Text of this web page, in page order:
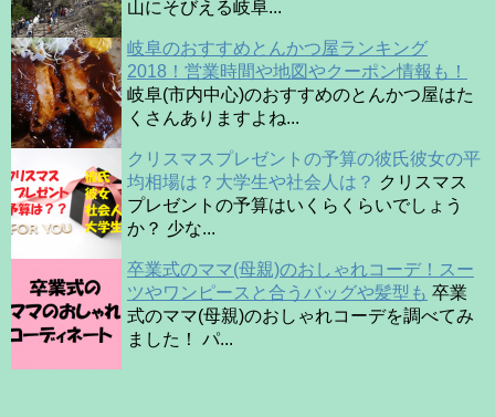
山にそびえる岐阜...
岐阜のおすすめとんかつ屋ランキング
2018！営業時間や地図やクーポン情報も！
岐阜(市内中心)のおすすめのとんかつ屋はた
くさんありますよね...
クリスマスプレゼントの予算の彼氏彼女の平
均相場は？大学生や社会人は？ クリスマス
プレゼントの予算はいくらくらいでしょう
か？ 少な...
卒業式のママ(母親)のおしゃれコーデ！スー
ツやワンピースと合うバッグや髪型も 卒業
式のママ(母親)のおしゃれコーデを調べてみ
ました！ パ...